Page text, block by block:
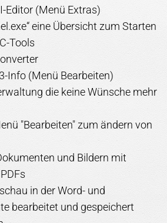
Editor (Menü Extras)
eine Übersicht zum Starten
Tools
Info (Menü Bearbeiten)
die keine Wünsche mehr
"Bearbeiten" zum ändern von
und Bildern mit
in der Word- und
bearbeitet und gespeichert